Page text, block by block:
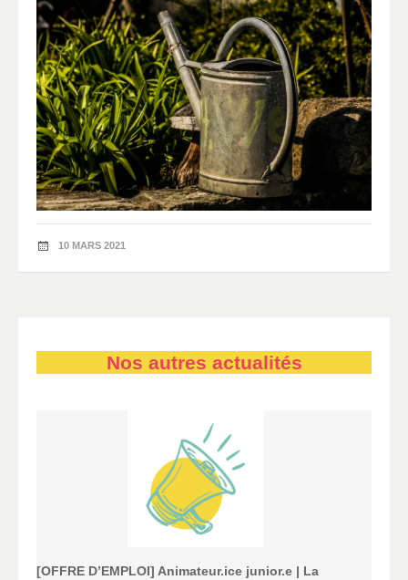
10 MARS 2021
Nos autres actualités
[OFFRE D’EMPLOI] Animateur.ice junior.e | La